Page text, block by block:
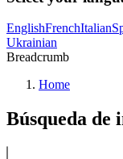
EnglishFrenchItalian
Ukrainian
Breadcrumb
Home
Búsqueda de